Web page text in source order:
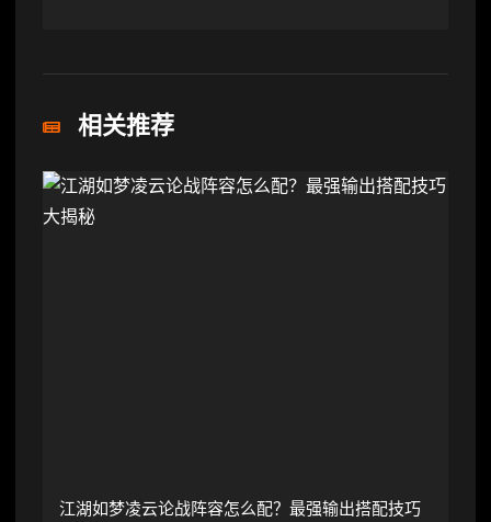
相关推荐
江湖如梦凌云论战阵容怎么配？最强输出搭配技巧